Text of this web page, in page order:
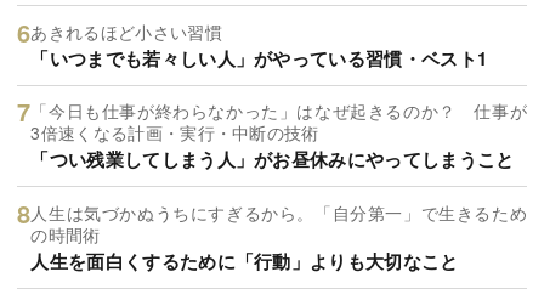
あきれるほど小さい習慣
「いつまでも若々しい人」がやっている習慣・ベスト1
「今日も仕事が終わらなかった」はなぜ起きるのか？ 仕事が
3倍速くなる計画・実行・中断の技術
「つい残業してしまう人」がお昼休みにやってしまうこと
人生は気づかぬうちにすぎるから。「自分第一」で生きるため
の時間術
人生を面白くするために「行動」よりも大切なこと